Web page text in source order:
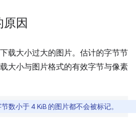
原因
载大小过大的图片。估计的字节节
大小与图片格式的有效字节与像素
数小于 4 KiB 的图片都不会被标记。